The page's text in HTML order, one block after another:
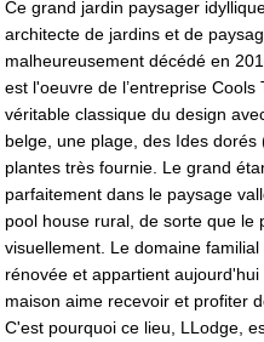
Ce grand jardin paysager
architecte de jardins et de
malheureusement décédé en
est l'oeuvre de l’entreprise
véritable classique du design
belge, une plage, des Ides
plantes très fournie. Le grand
parfaitement dans le paysage
pool house rural, de sorte que le
visuellement. Le domaine
rénovée et appartient
maison aime recevoir et profiter
C'est pourquoi ce lieu, LLodge,